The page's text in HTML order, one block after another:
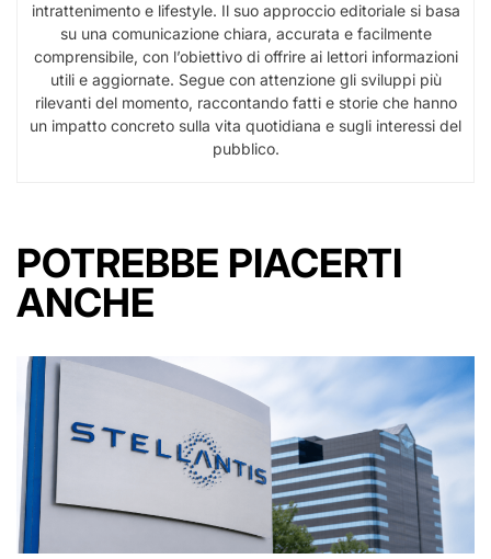
intrattenimento e lifestyle. Il suo approccio editoriale si basa
su una comunicazione chiara, accurata e facilmente
comprensibile, con l’obiettivo di offrire ai lettori informazioni
utili e aggiornate. Segue con attenzione gli sviluppi più
rilevanti del momento, raccontando fatti e storie che hanno
un impatto concreto sulla vita quotidiana e sugli interessi del
pubblico.
POTREBBE PIACERTI
ANCHE